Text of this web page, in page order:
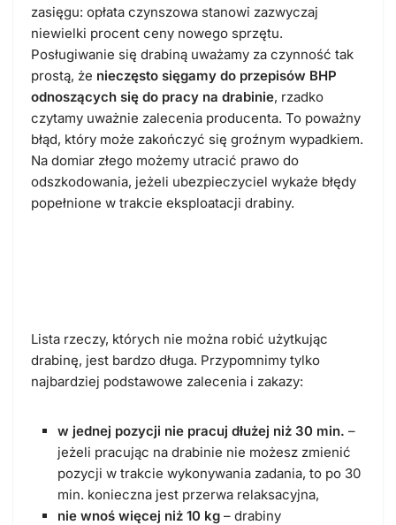
zasięgu: opłata czynszowa stanowi zazwyczaj
niewielki procent ceny nowego sprzętu.
Posługiwanie się drabiną uważamy za czynność tak
prostą, że nieczęsto sięgamy do przepisów BHP
odnoszących się do pracy na drabinie, rzadko
czytamy uważnie zalecenia producenta. To poważny
błąd, który może zakończyć się groźnym wypadkiem.
Na domiar złego możemy utracić prawo do
odszkodowania, jeżeli ubezpieczyciel wykaże błędy
popełnione w trakcie eksploatacji drabiny.
Lista rzeczy, których nie można robić użytkując
drabinę, jest bardzo długa. Przypomnimy tylko
najbardziej podstawowe zalecenia i zakazy:
w jednej pozycji nie pracuj dłużej niż 30 min. –
jeżeli pracując na drabinie nie możesz zmienić
pozycji w trakcie wykonywania zadania, to po 30
min. konieczna jest przerwa relaksacyjna,
nie wnoś więcej niż 10 kg – drabiny